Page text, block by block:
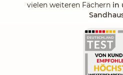
vielen weiteren Fächern in